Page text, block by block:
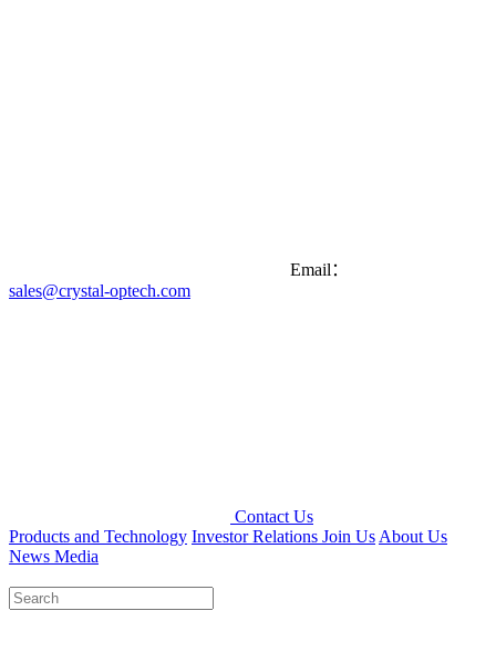
Email：
sales@crystal-optech.com
Contact Us
Products and Technology Investor Relations Join Us About Us
News Media